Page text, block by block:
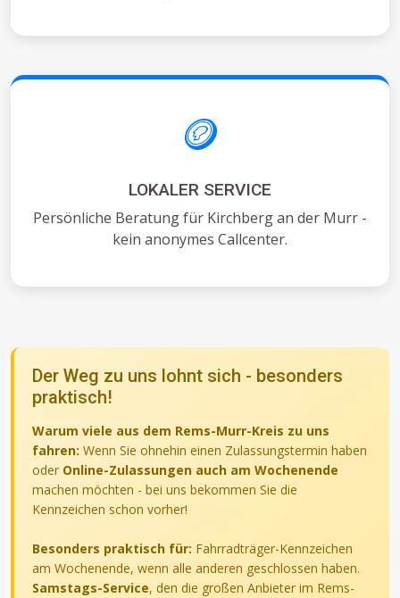
🪙
LOKALER SERVICE
Persönliche Beratung für Kirchberg an der Murr -
kein anonymes Callcenter.
Der Weg zu uns lohnt sich - besonders
praktisch!
Warum viele aus dem Rems-Murr-Kreis zu uns
fahren: Wenn Sie ohnehin einen Zulassungstermin haben
oder Online-Zulassungen auch am Wochenende
machen möchten - bei uns bekommen Sie die
Kennzeichen schon vorher!
Besonders praktisch für: Fahrradträger-Kennzeichen
am Wochenende, wenn alle anderen geschlossen haben.
Samstags-Service, den die großen Anbieter im Rems-